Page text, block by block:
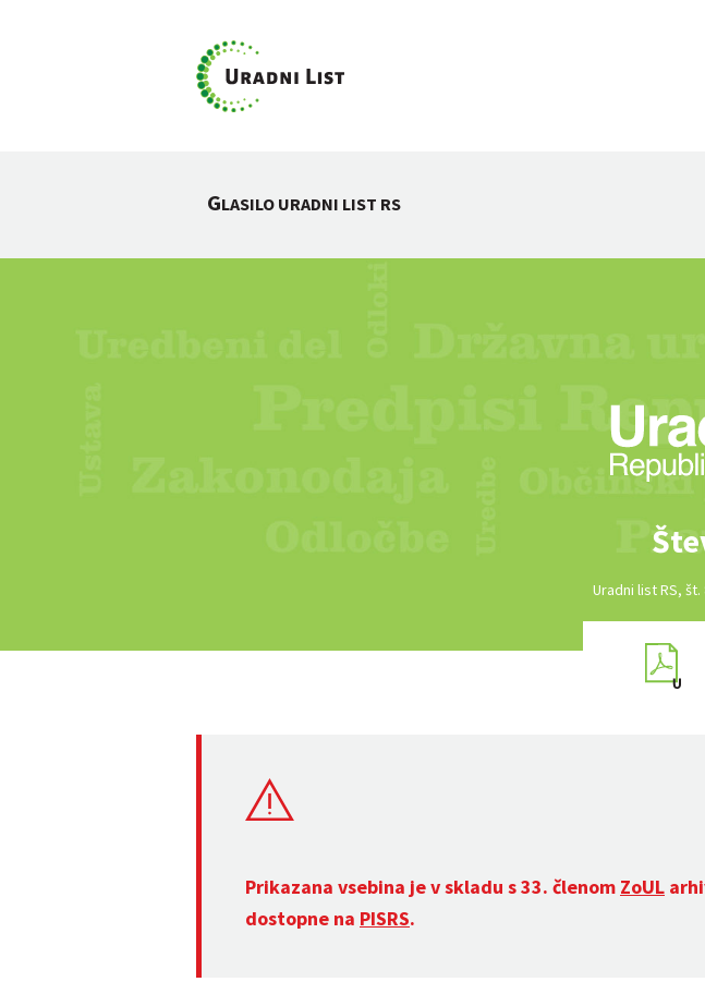
GLASILO URADNI LIST RS
Uradni list RS,
Prikazana vsebina je v skladu s 33. členom ZoUL
dostopne na PISRS.